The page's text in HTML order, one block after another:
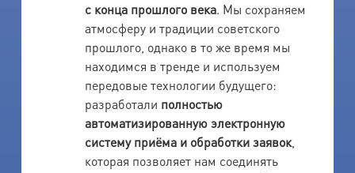
с конца прошлого века. Мы сохраняем
атмосферу и традиции советского
прошлого, однако в то же время мы
находимся в тренде и используем
передовые технологии будущего:
разработали полностью
автоматизированную электронную
систему приёма и обработки заявок,
которая позволяет нам соединять